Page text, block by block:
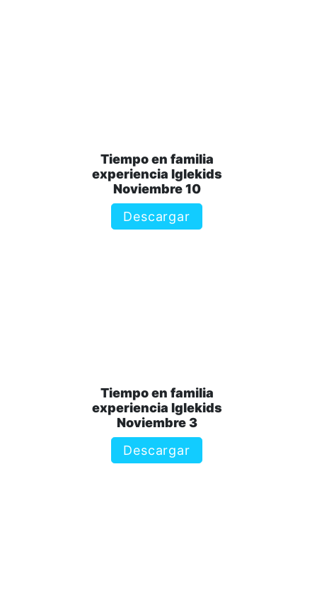
Tiempo en familia
experiencia Iglekids
Noviembre 10
Descargar
Tiempo en familia
experiencia Iglekids
Noviembre 3
Descargar